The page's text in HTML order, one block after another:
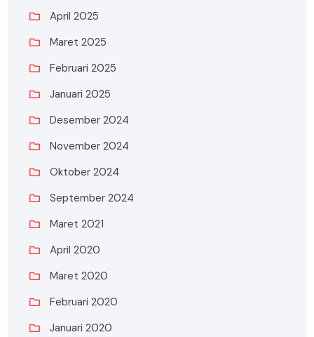
April 2025
Maret 2025
Februari 2025
Januari 2025
Desember 2024
November 2024
Oktober 2024
September 2024
Maret 2021
April 2020
Maret 2020
Februari 2020
Januari 2020